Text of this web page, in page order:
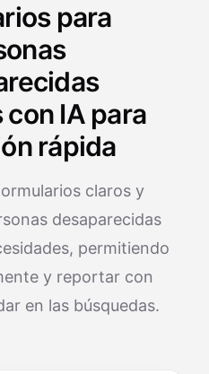
para
IA para
rápida
claros y
desaparecidas
permitiendo
y reportar con
en las búsquedas.